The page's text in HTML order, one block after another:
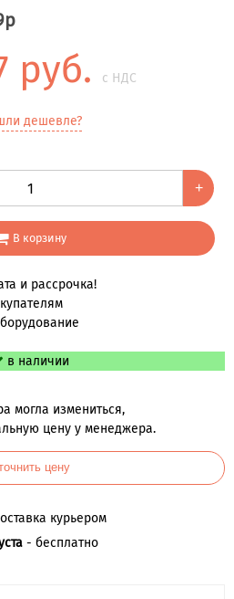
руб. с НДС
дешевле?
+
В корзину
и рассрочка!
в наличии
могла измениться,
цену у менеджера.
цену
курьером
- бесплатно